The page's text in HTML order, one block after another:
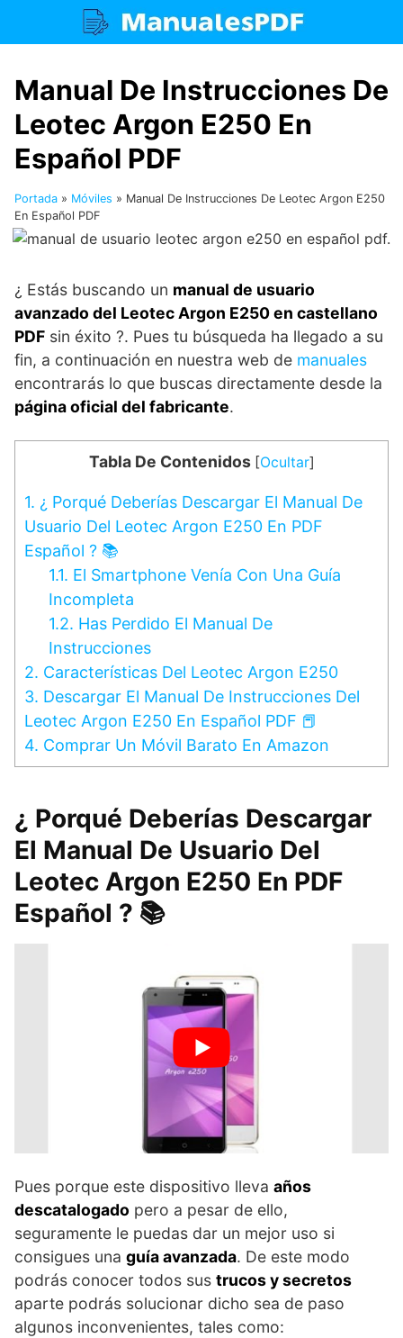
Manual De Instrucciones De
Leotec Argon E250 En
Español PDF
Portada » Móviles » Manual De Instrucciones De Leotec Argon E250
En Español PDF
¿ Estás buscando un manual de usuario
avanzado del Leotec Argon E250 en castellano
PDF sin éxito ?. Pues tu búsqueda ha llegado a su
fin, a continuación en nuestra web de manuales
encontrarás lo que buscas directamente desde la
página oficial del fabricante.
Tabla De Contenidos [Ocultar]
1. ¿ Porqué Deberías Descargar El Manual De
Usuario Del Leotec Argon E250 En PDF
Español ? 📚
1.1. El Smartphone Venía Con Una Guía
Incompleta
1.2. Has Perdido El Manual De
Instrucciones
2. Características Del Leotec Argon E250
3. Descargar El Manual De Instrucciones Del
Leotec Argon E250 En Español PDF 📕
4. Comprar Un Móvil Barato En Amazon
¿ Porqué Deberías Descargar
El Manual De Usuario Del
Leotec Argon E250 En PDF
Español ? 📚
Pues porque este dispositivo lleva años
descatalogado pero a pesar de ello,
seguramente le puedas dar un mejor uso si
consigues una guía avanzada. De este modo
podrás conocer todos sus trucos y secretos
aparte podrás solucionar dicho sea de paso
algunos inconvenientes, tales como: